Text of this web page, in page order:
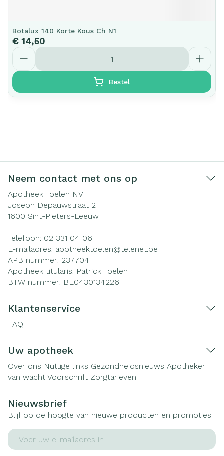
Botalux 140 Korte Kous Ch N1
€ 14,50
Aantal
Bestel
Neem contact met ons op
Apotheek Toelen NV
Joseph Depauwstraat 2
1600 Sint-Pieters-Leeuw
Telefoon: 02 331 04 06
E-mailadres: apotheektoelen@telenet.be
APB nummer: 237704
Apotheek titularis: Patrick Toelen
BTW nummer: BE0430134226
Klantenservice
FAQ
Uw apotheek
Over ons Nuttige links Gezondheidsnieuws Apotheker
van wacht Voorschrift Zorgtarieven
Nieuwsbrief
Blijf op de hoogte van nieuwe producten en promoties
E-mail adres